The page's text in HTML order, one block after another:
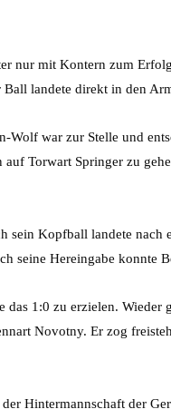
nur mit Kontern zum
landete direkt in den
Wolf war zur Stelle und
Torwart Springer zu
Kopfball landete nach
seine Hereingabe konnte
das 1:0 zu erzielen.
Novotny. Er zog
Hintermannschaft der